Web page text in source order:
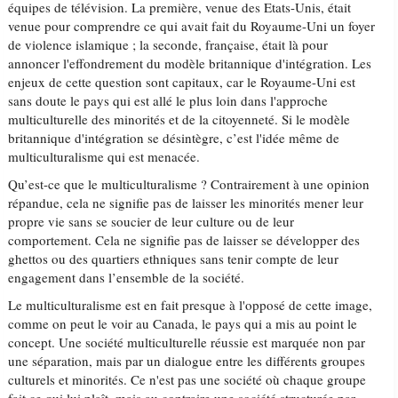
équipes de télévision. La première, venue des Etats-Unis, était
venue pour comprendre ce qui avait fait du Royaume-Uni un foyer
de violence islamique ; la seconde, française, était là pour
annoncer l'effondrement du modèle britannique d'intégration. Les
enjeux de cette question sont capitaux, car le Royaume-Uni est
sans doute le pays qui est allé le plus loin dans l'approche
multiculturelle des minorités et de la citoyenneté. Si le modèle
britannique d'intégration se désintègre, c’est l'idée même de
multiculturalisme qui est menacée.
Qu’est-ce que le multiculturalisme ? Contrairement à une opinion
répandue, cela ne signifie pas de laisser les minorités mener leur
propre vie sans se soucier de leur culture ou de leur
comportement. Cela ne signifie pas de laisser se développer des
ghettos ou des quartiers ethniques sans tenir compte de leur
engagement dans l’ensemble de la société.
Le multiculturalisme est en fait presque à l'opposé de cette image,
comme on peut le voir au Canada, le pays qui a mis au point le
concept. Une société multiculturelle réussie est marquée non par
une séparation, mais par un dialogue entre les différents groupes
culturels et minorités. Ce n'est pas une société où chaque groupe